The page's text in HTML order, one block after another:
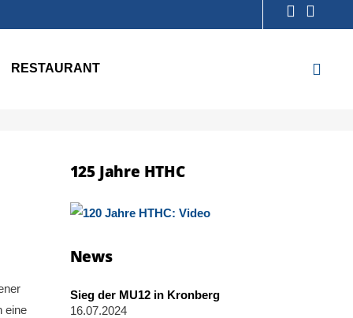
RESTAURANT
eine
125 Jahre HTHC
News
Sieg der MU12 in Kronberg
16.07.2024